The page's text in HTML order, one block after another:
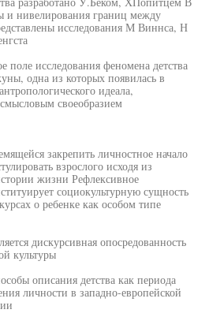
и нивелирования границ между
исследования М Виннса, Н
поле исследования феномена детства
одна из которых появилась в
идеала,
своеобразием
закрепить личностное начало
взрослого исходя из
жизни Рефлексивное
социокультурную сущность
о ребенке как особом типе
дискурсивная опосредованность
культуры
описания детства как периода
личности в западно-европейской